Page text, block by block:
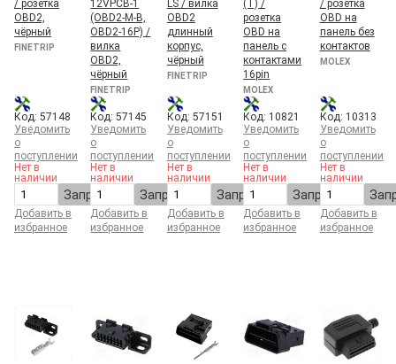
/ розетка
OBD2,
чёрный
FINETRIP
Код: 57148
Уведомить
о
поступлении
Нет в
наличии
Запросить
Добавить в
избранное
12VPCB-1
(OBD2-M-B,
OBD2-16P) /
вилка
OBD2,
чёрный
FINETRIP
Код: 57145
Уведомить
о
поступлении
Нет в
наличии
Запросить
Добавить в
избранное
LS / вилка
OBD2
длинный
корпус,
чёрный
FINETRIP
Код: 57151
Уведомить
о
поступлении
Нет в
наличии
Запросить
Добавить в
избранное
(T) /
розетка
OBD на
панель с
контактами
16pin
MOLEX
Код: 10821
Уведомить
о
поступлении
Нет в
наличии
Запросить
Добавить в
избранное
/ розетка
OBD на
панель без
контактов
MOLEX
Код: 10313
Уведомить
о
поступлении
Нет в
наличии
Добавить в
избранное